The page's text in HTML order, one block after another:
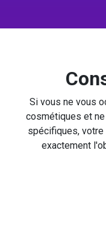
Si vous ne vous
cosmétiques et
spécifiques,
exactement